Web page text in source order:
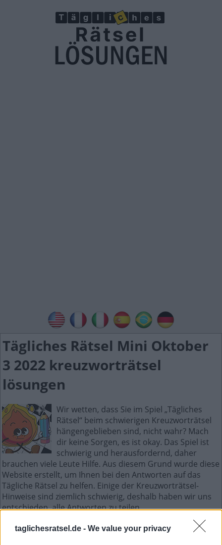
taglichesratsel.de - We value your privacy
Tägliches Rätsel Mini Oktober
3 2022 kreuzworträtsel
lösungen
Wir wetten, dass Sie im Spiel „Tägliches
Rätsel“ beim schwierigen Kreuzworträtsel
hängengeblieben sind, nicht wahr? Mach
dir keine Sorgen, es ist okay. Das Spiel ist
schwierig und herausfordernd, daher
brauchen viele Leute Hilfe. Aus diesem Grund wurde diese
Website erstellt, um Ihnen bei den Antworten auf das
Tägliche Rätsel zu helfen. Einige der Kreuzworträtsel-
Hinweise sind ziemlich schwierig, deshalb haben wir uns
entschieden, alle Antworten zu teilen.
Dies ist ein unterhaltsames Kreuzworträtselspiel mit
jeden Tag einem neuen Kreuzworträtsel. Zugriff auf